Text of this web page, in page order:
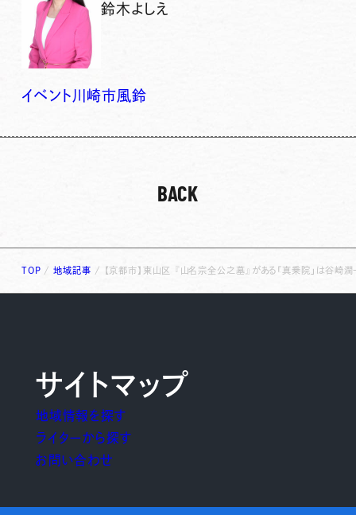
鈴木よしえ
イベント 川崎市風鈴
BACK
TOP /地域記事 / 【京都市】東山区 『山名宗全公之墓』がある「真乗院」は谷崎
サイトマップ
地域情報を探す
ライターから探す
お問い合わせ